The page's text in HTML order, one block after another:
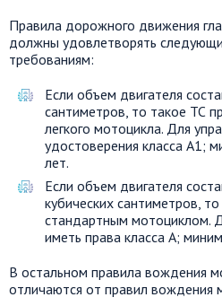
Правила дорожного движения
должны удовлетворять
требованиям:
Если объем двигателя
сантиметров, то такое ТС
легкого мотоцикла. Для
удостоверения класса A1;
лет.
Если объем двигателя
кубических сантиметров,
стандартным мотоциклом.
иметь права класса A;
В остальном правила вождения
отличаются от правил вождения